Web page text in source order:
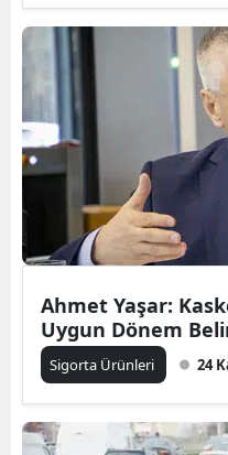
Ahmet Yaşar:
Uygun Dönem
Sigorta Ürünleri 24